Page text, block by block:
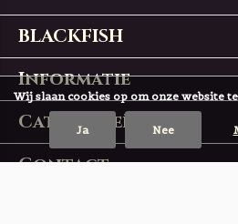
BLACKFISH
Informatie
Categorieën
Contact
Wij slaan cookies op om onze website
Ja Nee